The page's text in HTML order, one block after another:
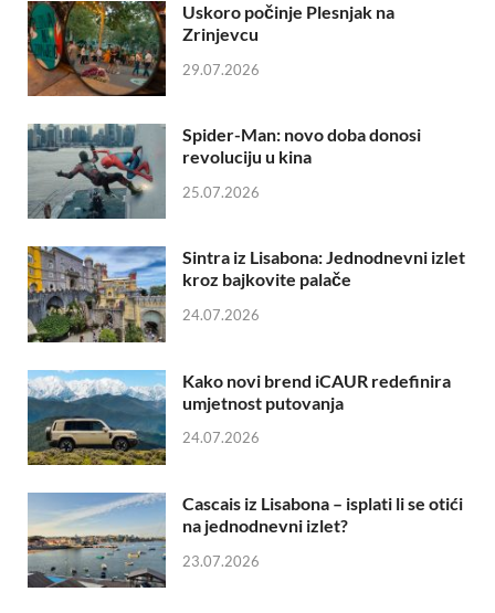
Uskoro počinje Plesnjak na
Zrinjevcu
29.07.2026
Spider-Man: novo doba donosi
revoluciju u kina
25.07.2026
Sintra iz Lisabona: Jednodnevni izlet
kroz bajkovite palače
24.07.2026
Kako novi brend iCAUR redefinira
umjetnost putovanja
24.07.2026
Cascais iz Lisabona – isplati li se otići
na jednodnevni izlet?
23.07.2026